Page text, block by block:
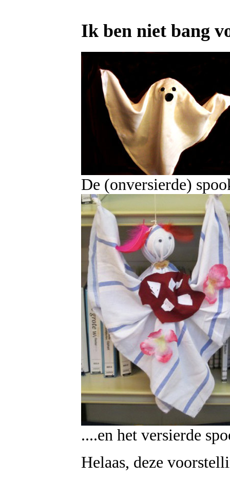
Ik ben niet bang
De (onversierde)
....en het versierde
Helaas, deze